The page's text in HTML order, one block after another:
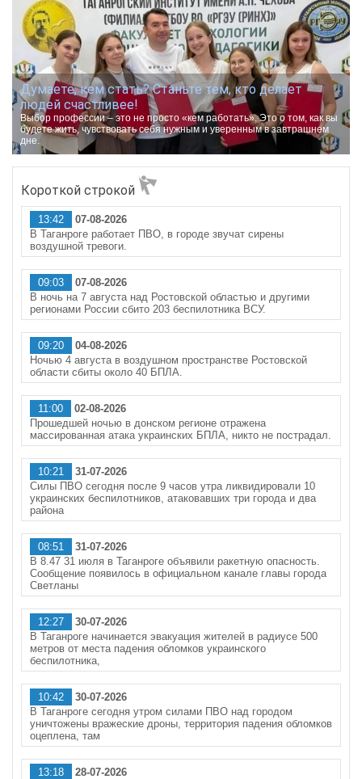
Думаете, кем стать? Станьте тем, кто делает
людей счастливее!
Выбор профессии – это не просто «кем работать». Это о том, как вы
будете жить, чувствовать себя нужным и уверенным в завтрашнем
дне.
Короткой строкой
13:42
07-08-2026
В Таганроге работает ПВО, в городе звучат сирены
воздушной тревоги.
09:03
07-08-2026
В ночь на 7 августа над Ростовской областью и другими
регионами России сбито 203 беспилотника ВСУ.
09:20
04-08-2026
Ночью 4 августа в воздушном пространстве Ростовской
области сбиты около 40 БПЛА.
11:00
02-08-2026
Прошедшей ночью в донском регионе отражена
массированная атака украинских БПЛА, никто не пострадал.
10:21
31-07-2026
Силы ПВО сегодня после 9 часов утра ликвидировали 10
украинских беспилотников, атаковавших три города и два
района
08:51
31-07-2026
В 8.47 31 июля в Таганроге объявили ракетную опасность.
Сообщение появилось в официальном канале главы города
Светланы
12:27
30-07-2026
В Таганроге начинается эвакуация жителей в радиусе 500
метров от места падения обломков украинского
беспилотника,
10:42
30-07-2026
В Таганроге сегодня утром силами ПВО над городом
уничтожены вражеские дроны, территория падения обломков
оцеплена, там
13:18
28-07-2026